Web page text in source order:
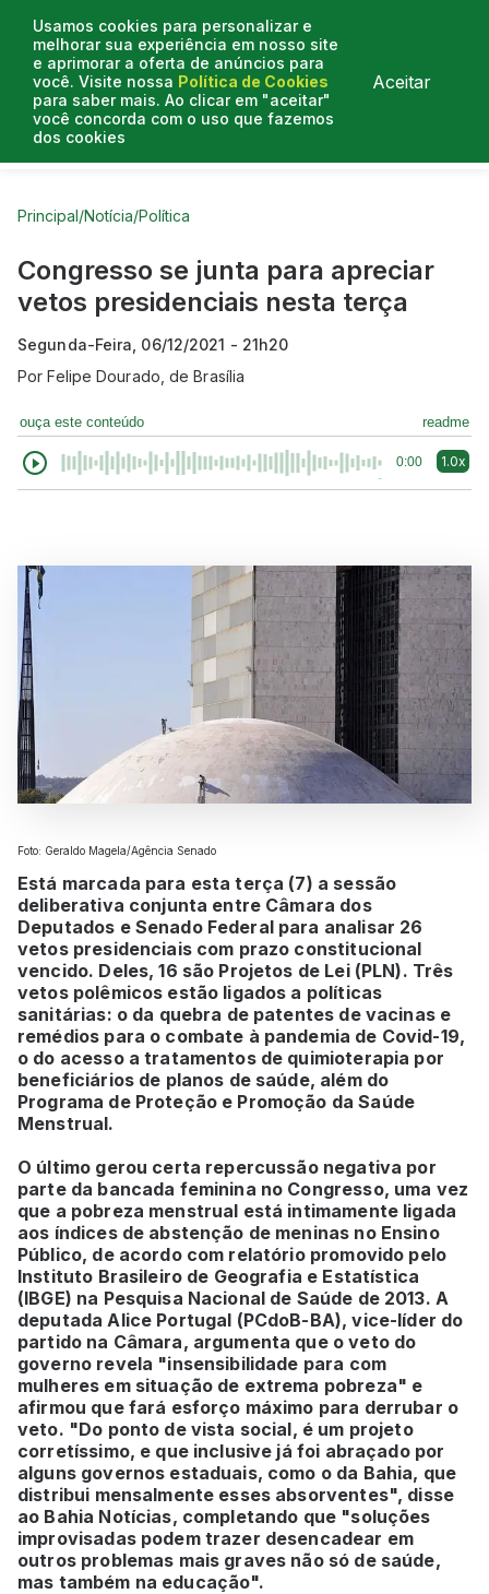
Usamos cookies para personalizar e
melhorar sua experiência em nosso site
e aprimorar a oferta de anúncios para
você. Visite nossa Política de Cookies
para saber mais. Ao clicar em "aceitar"
você concorda com o uso que fazemos
dos cookies
Aceitar
Curtas do Poder
Principal/Notícia/Política
Congresso se junta para apreciar
vetos presidenciais nesta terça
Segunda-Feira, 06/12/2021 - 21h20
PorFelipe Dourado, de Brasília
ouça este conteúdo readme
0:00 1.0x
Foto: Geraldo Magela/Agência Senado
Está marcada para esta terça (7) a sessão
deliberativa conjunta entre Câmara dos
Deputados e Senado Federal para analisar 26
vetos presidenciais com prazo constitucional
vencido. Deles, 16 são Projetos de Lei (PLN). Três
vetos polêmicos estão ligados a políticas
sanitárias: o da quebra de patentes de vacinas e
remédios para o combate à pandemia de Covid-19,
o do acesso a tratamentos de quimioterapia por
beneficiários de planos de saúde, além do
Programa de Proteção e Promoção da Saúde
Menstrual.
O último gerou certa repercussão negativa por
parte da bancada feminina no Congresso, uma vez
que a pobreza menstrual está intimamente ligada
aos índices de abstenção de meninas no Ensino
Público, de acordo com relatório promovido pelo
Instituto Brasileiro de Geografia e Estatística
(IBGE) na Pesquisa Nacional de Saúde de 2013. A
deputada Alice Portugal (PCdoB-BA), vice-líder do
partido na Câmara, argumenta que o veto do
governo revela "insensibilidade para com
mulheres em situação de extrema pobreza" e
afirmou que fará esforço máximo para derrubar o
veto. "Do ponto de vista social, é um projeto
corretíssimo, e que inclusive já foi abraçado por
alguns governos estaduais, como o da Bahia, que
distribui mensalmente esses absorventes", disse
ao Bahia Notícias, completando que "soluções
improvisadas podem trazer desencadear em
outros problemas mais graves não só de saúde,
mas também na educação".